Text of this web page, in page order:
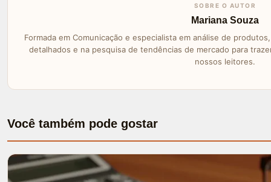
SOBRE O AUTOR
Mariana Souza
Formada em Comunicação e especialista em análise de
detalhados e na pesquisa de tendências de mercado para
nossos leitores.
Você também pode gostar